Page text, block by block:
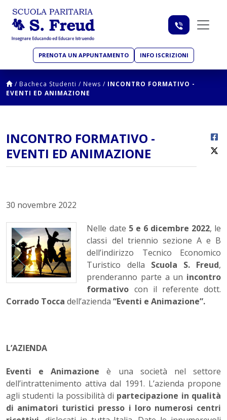
PRENOTA UN APPUNTAMENTO INFO ISCRIZIONI
/ Bacheca Studenti / News / INCONTRO FORMATIVO -
EVENTI ED ANIMAZIONE
INCONTRO FORMATIVO -
EVENTI ED ANIMAZIONE
30 novembre 2022
Nelle date 5 e 6 dicembre 2022, le
classi del triennio sezione A e B
dell’indirizzo Tecnico Economico
Turistico della Scuola S. Freud,
prenderanno parte a un incontro
formativo con il referente dott.
Corrado Tocca dell’azienda “Eventi e Animazione”.
L’AZIENDA
Eventi e Animazioneè una società nel settore
dell’intrattenimento attiva dal 1991. L’azienda propone
agli studenti la possibilità di partecipazione in qualità
di animatori turistici presso i loro numerosi centri